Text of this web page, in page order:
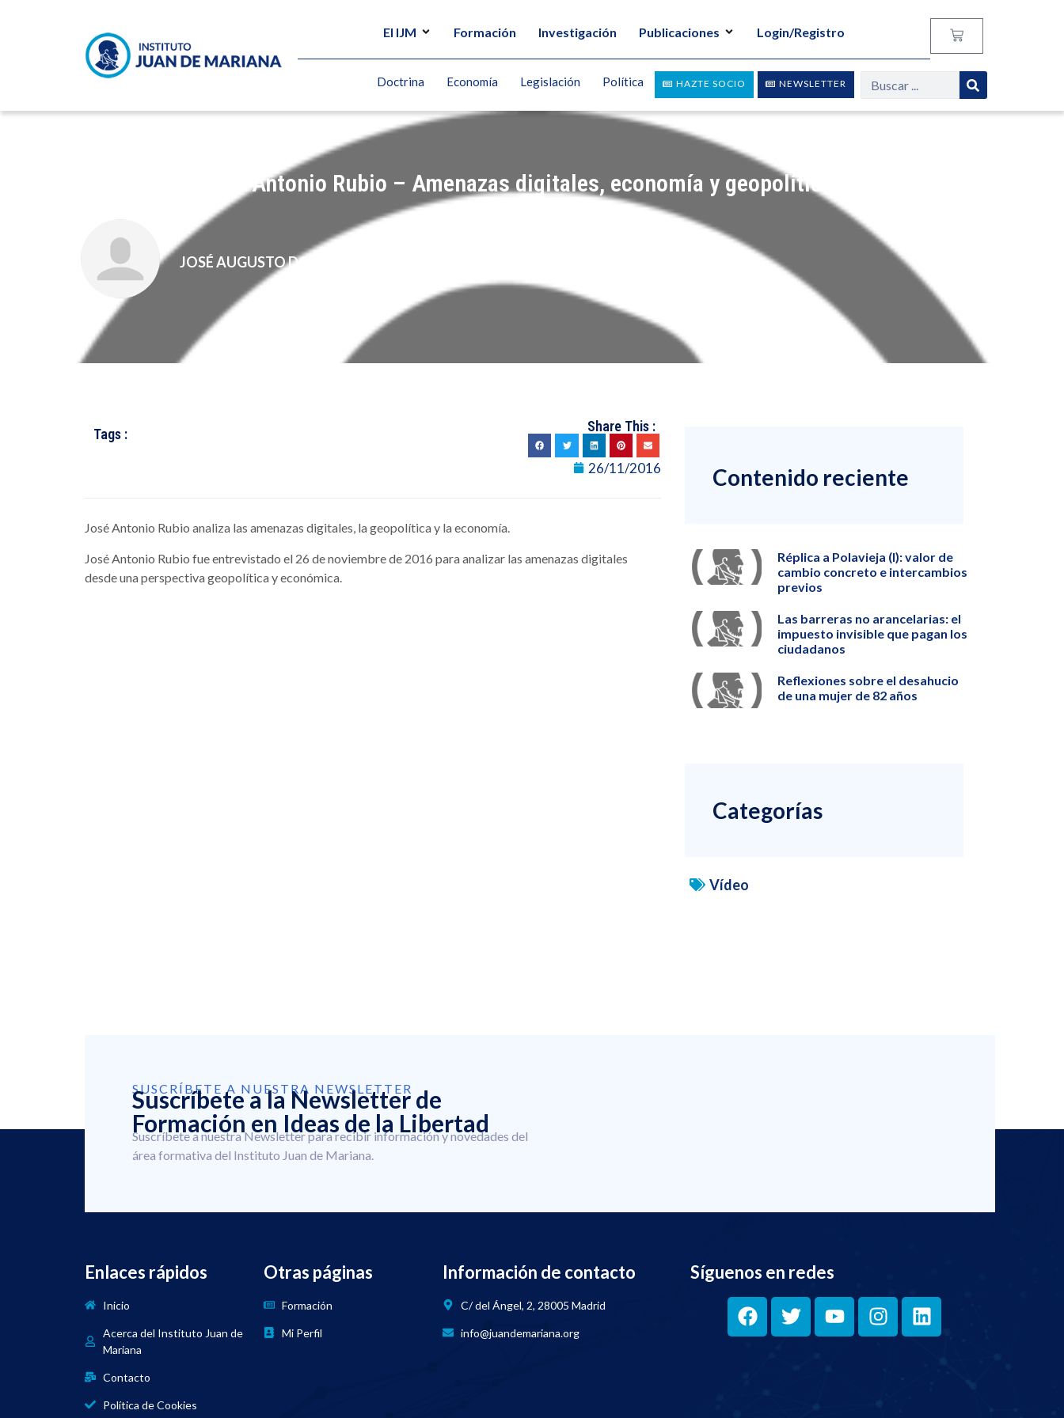
El IJM Formación Investigación Publicaciones Login/Registro
NEWSLETTER
HAZTE SOCIO
Doctrina Economía Legislación Política
Entrevista a José Antonio Rubio – Amenazas digitales, economía y geopolítica
JOSÉ AUGUSTO DOMÍNGUEZ
Tags : Share This :
26/11/2016
José Antonio Rubio analiza las amenazas digitales, la geopolítica y la economía.
José Antonio Rubio fue entrevistado el 26 de noviembre de 2016 para analizar las amenazas digitales
desde una perspectiva geopolítica y económica.
Contenido reciente
Réplica a Polavieja (I): valor de
cambio concreto e intercambios
previos
Las barreras no arancelarias: el
impuesto invisible que pagan los
ciudadanos
Reflexiones sobre el desahucio
de una mujer de 82 años
Categorías
Vídeo
SUSCRÍBETE A NUESTRA NEWSLETTER
Suscríbete a la Newsletter de
Formación en Ideas de la Libertad
Suscríbete a nuestra Newsletter para recibir información y novedades del
área formativa del Instituto Juan de Mariana.
Enlaces rápidos
Inicio
Acerca del Instituto Juan de
Mariana
Contacto
Política de Cookies
Otras páginas
Formación
Mi Perfil
Información de contacto
C/ del Ángel, 2, 28005 Madrid
info@juandemariana.org
Síguenos en redes